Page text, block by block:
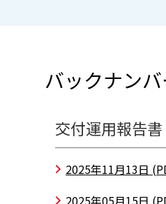
バックナン
交付運用報告書
2025年11月13日